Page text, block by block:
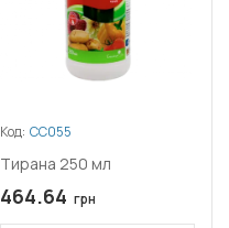
Код: СС055
Тирана 250 мл
464.64 грн